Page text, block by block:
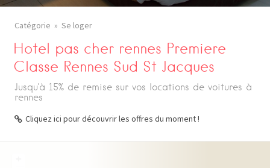
Catégorie Se loger
Hotel pas cher rennes Premiere
Classe Rennes Sud St Jacques
Jusqu'à 15% de remise sur vos locations de voitures à
rennes
Cliquez ici pour découvrir les offres du moment !